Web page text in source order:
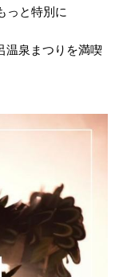
っと特別に
温泉まつりを満喫